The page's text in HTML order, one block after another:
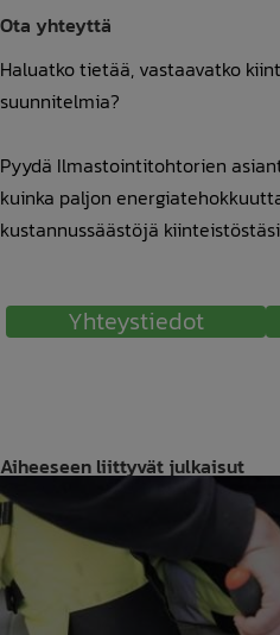
Ota yhteyttä
Haluatko tietää, vastaavatko
suunnitelmia?
Pyydä Ilmastointitohtorien
kuinka paljon
kustannussäästöjä
Yhteystiedot
Aiheeseen liittyvät julkaisut